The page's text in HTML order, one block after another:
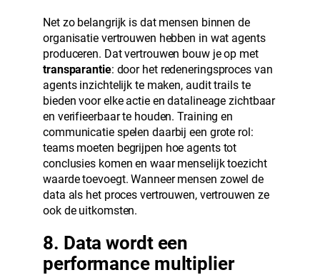
Net zo belangrijk is dat mensen binnen de
organisatie vertrouwen hebben in wat agents
produceren. Dat vertrouwen bouw je op met
transparantie: door het redeneringsproces van
agents inzichtelijk te maken, audit trails te
bieden voor elke actie en datalineage zichtbaar
en verifieerbaar te houden. Training en
communicatie spelen daarbij een grote rol:
teams moeten begrijpen hoe agents tot
conclusies komen en waar menselijk toezicht
waarde toevoegt. Wanneer mensen zowel de
data als het proces vertrouwen, vertrouwen ze
ook de uitkomsten.
8. Data wordt een
performance multiplier